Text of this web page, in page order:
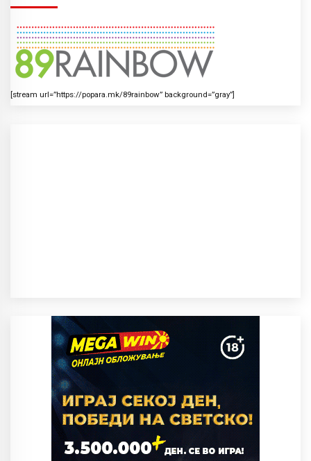
[stream url=”https://popara.mk/89rainbow” background=”gray”]